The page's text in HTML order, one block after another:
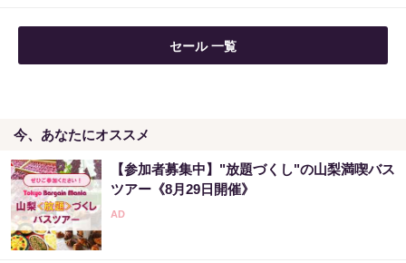
セール 一覧
今、あなたにオススメ
【参加者募集中】"放題づくし"の山梨満喫バス
ツアー《8月29日開催》